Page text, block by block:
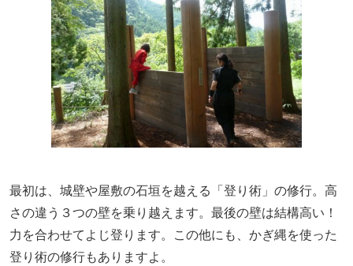
最初は、城壁や屋敷の石垣を越える「登り術」の修行。高
さの違う３つの壁を乗り越えます。最後の壁は結構高い！
力を合わせてよじ登ります。この他にも、かぎ縄を使った
登り術の修行もありますよ。